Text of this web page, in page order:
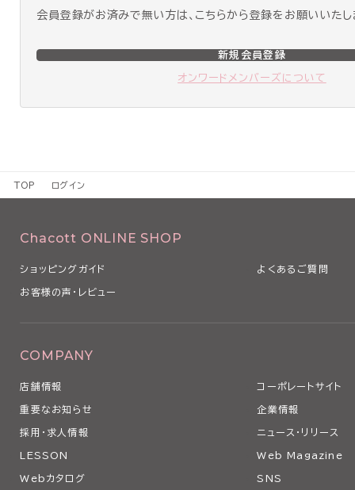
会員登録がお済みで無い方は、こちらから登録をお願いいたし
新規会員登録
オンワードメンバーズについて
TOP ログイン
Chacott ONLINE SHOP
ショッピングガイド よくあるご質問
お客様の声・レビュー
COMPANY
店舗情報 コーポレートサイト
重要なお知らせ 企業情報
採用・求人情報 ニュース・リリース
LESSON Web Magazine
Webカタログ SNS